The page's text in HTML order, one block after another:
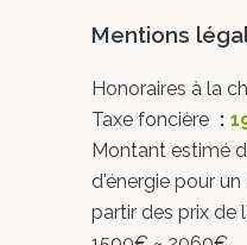
Mentions
Honoraires à la
Taxe foncière
Montant estimé
d'énergie pour
partir des prix de